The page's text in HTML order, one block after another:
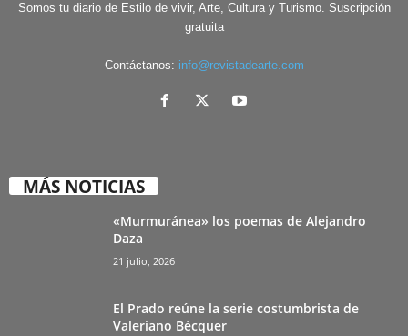
Somos tu diario de Estilo de vivir, Arte, Cultura y Turismo. Suscripción
gratuita
Contáctanos: info@revistadearte.com
MÁS NOTICIAS
«Murmuránea» los poemas de Alejandro
Daza
21 julio, 2026
El Prado reúne la serie costumbrista de
Valeriano Bécquer